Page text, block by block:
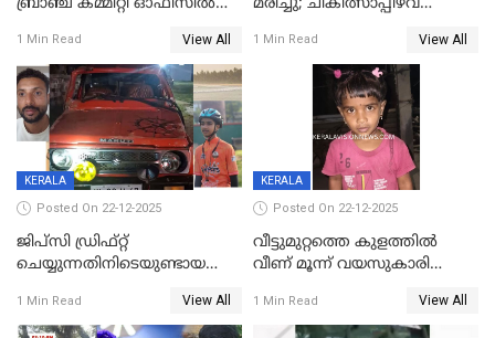
ചിത്രങ്ങളടക്കം കത്തിയ
നിലയിൽ
1 Min Read View All
സംഭവം മാവേലിക്കരയിൽ
1 Min Read View All
KERALA
Posted On 22-12-2025
ജിപ്സി ഡ്രിഫ്റ്റ്
ചെയ്യുന്നതിനിടെയുണ്ടായ
ദാരുണാന്ത്യം; ജീപ്സി
ഓടിച്ചയാൾ അറസ്റ്റിൽ.
1 Min Read View All
KERALA
Posted On 22-12-2025
വീട്ടുമുറ്റത്തെ കുളത്തിൽ
വീണ് മൂന്ന് വയസുകാരി
1 Min Read View All